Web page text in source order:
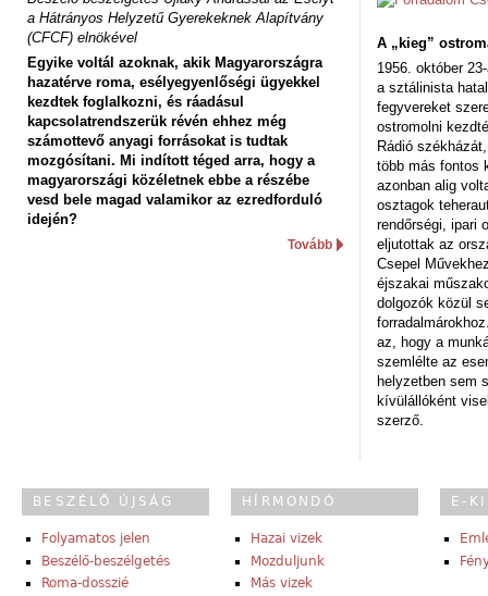
a Hátrányos Helyzetű Gyerekeknek Alapítvány
(CFCF) elnökével
Egyike voltál azoknak, akik Magyarországra
hazatérve roma, esélyegyenlőségi ügyekkel
kezdtek foglalkozni, és ráadásul
kapcsolatrendszerük révén ehhez még
számottevő anyagi forrásokat is tudtak
mozgósítani. Mi indított téged arra, hogy a
magyarországi közéletnek ebbe a részébe
vesd bele magad valamikor az ezredforduló
idején?
Tovább
A „kieg”
1956. október
a sztálinista
fegyvereket
ostromolni
Rádió
több más fontos
azonban alig
osztagok
rendőrségi, ipari
eljutottak az
Csepel
éjszakai
dolgozók közül
az, hogy a
szemlélte az
helyzetben sem
kívülállóként
szerző.
BESZÉLŐ ÚJSÁG
Folyamatos jelen
Beszélő-beszélgetés
Roma-dosszié
HÍRMONDÓ
Hazai vizek
Mozduljunk
Más vizek
E-